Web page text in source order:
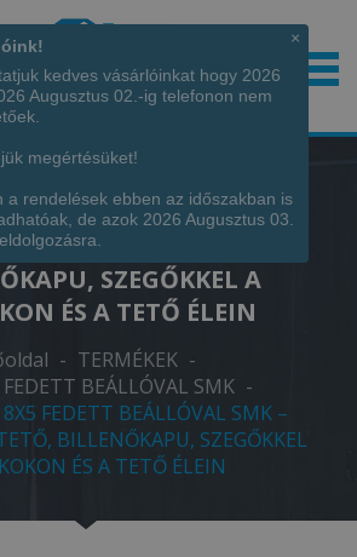
minket!+36 70 7342034
8X5 FEDETT BEÁLLÓVAL
LEJTŐ TETŐ,
SZEGŐKKEL A
ÉS A TETŐ ÉLEIN
- TERMÉKEK -
FEDETT BEÁLLÓVAL SMK -
8X5 FEDETT BEÁLLÓVAL SMK –
BILLENŐKAPU, SZEGŐKKEL
ÉS A TETŐ ÉLEIN
×
kedves vásárlóinkat hogy 2026
Augusztus 02.-ig telefonon nem
megértésüket!
a rendelések ebben az időszakban is
de azok 2026 Augusztus 03.